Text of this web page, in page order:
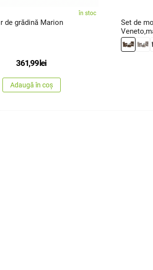
în stoc
Cort/foișor de grădină Marion
361,99lei
Adaugă în coș
Set de